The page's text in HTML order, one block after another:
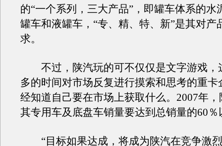
的“一个系列，三大产品”，即罐车体系的水
罐车和液罐车，“专、精、特、新”是其对产
求。
不过，陕汽玩的可不仅仅是文字游戏，
多的时间对市场反复进行摸索和思考的重卡
经知道自己要在市场上获取什么。2007年
其专用车及底盘车销量要达到总销量的60％
“目标如果达成，将成为陕汽在竞争激